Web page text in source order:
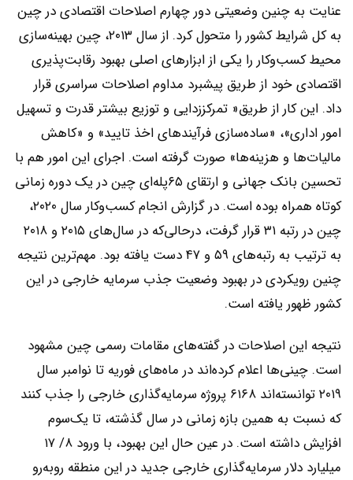
عنایت به چنین وضعیتی دور چهارم اصلاحات اقتصادی در چین
به کل شرایط کشور را متحول کرد. از سال ۲۰۱۳، چین بهینه‌سازی
محیط کسب‌وکار را یکی از ابزارهای اصلی بهبود رقابت‌پذیری
اقتصادی خود از طریق پیشبرد مداوم اصلاحات سراسری قرار
داد. این کار از طریق« تمرکززدایی و توزیع بیشتر قدرت و تسهیل
امور اداری»، «ساده‌سازی فرآیندهای اخذ تایید» و «کاهش
مالیات‌ها و هزینه‌ها» صورت گرفته است. اجرای این امور هم با
تحسین بانک جهانی و ارتقای ۶۵پله‌ای چین در یک دوره زمانی
کوتاه همراه بوده است. در گزارش انجام کسب‌وکار سال ۲۰۲۰،
چین در رتبه ۳۱ قرار گرفت، درحالی‌که در سال‌های ۲۰۱۵ و ۲۰۱۸
به ترتیب به رتبه‌های ۵۹ و ۴۷ دست یافته بود. مهم‌ترین نتیجه
چنین رویکردی در بهبود وضعیت جذب سرمایه خارجی در این
کشور ظهور یافته است.
نتیجه این اصلاحات در گفته‌های مقامات رسمی چین مشهود
است. چینی‌ها اعلام کرده‌اند در ماه‌های فوریه تا نوامبر سال
۲۰۱۹ توانسته‌اند ۶۱۶۸ پروژه سرمایه‌گذاری‌ خارجی را جذب کنند
که نسبت به همین بازه زمانی در سال گذشته، تا یک‌سوم
افزایش داشته است. در عین حال این بهبود، با ورود ۸/ ۱۷
میلیارد دلار سرمایه‌گذاری‌ خارجی جدید در این منطقه روبه‌رو